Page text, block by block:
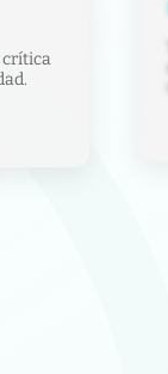
crítica